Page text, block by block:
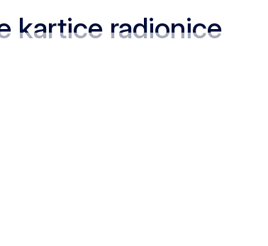
kartice radionice